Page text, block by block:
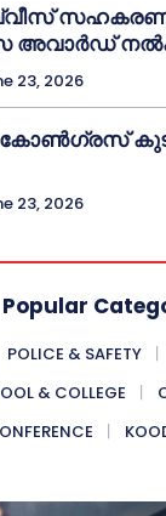
സഹകരണ
അവാർഡ്
23, 2026
കോൺഗ്രസ്
23, 2026
Popular
POLICE & SAFETY
& COLLEGE